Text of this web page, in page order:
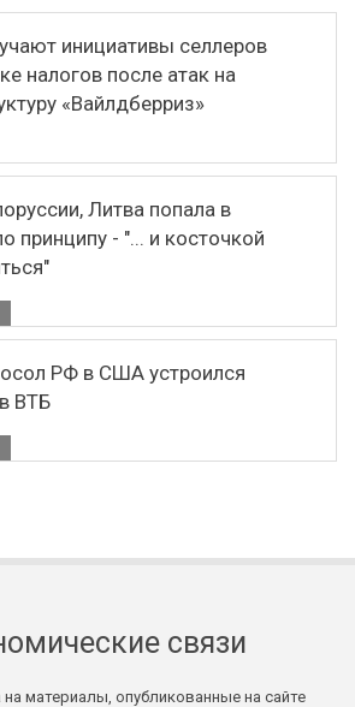
инициативы селлеров
налогов после атак на
«Вайлдберриз»
Литва попала в
принципу - "... и косточкой
РФ в США устроился
ВТБ
связи
материалы, опубликованные на сайте